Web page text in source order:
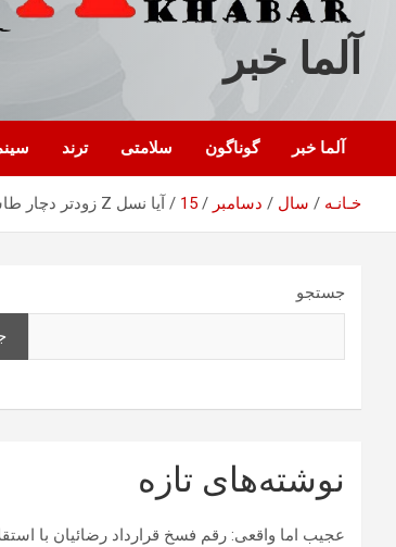
آلما خبر
آلما خبر گوناگون سلامتی ترند
خـانـه سال دسامبر 15 آیا نسل Z زودتر دچار طاسی می‌شود؟
جستجو
نوشته‌های تازه
عجیب اما واقعی: رقم فسخ قرارداد رضائیان با